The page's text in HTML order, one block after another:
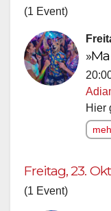
(1 Event)
Hier
Freitag, 23.
(1 Event)